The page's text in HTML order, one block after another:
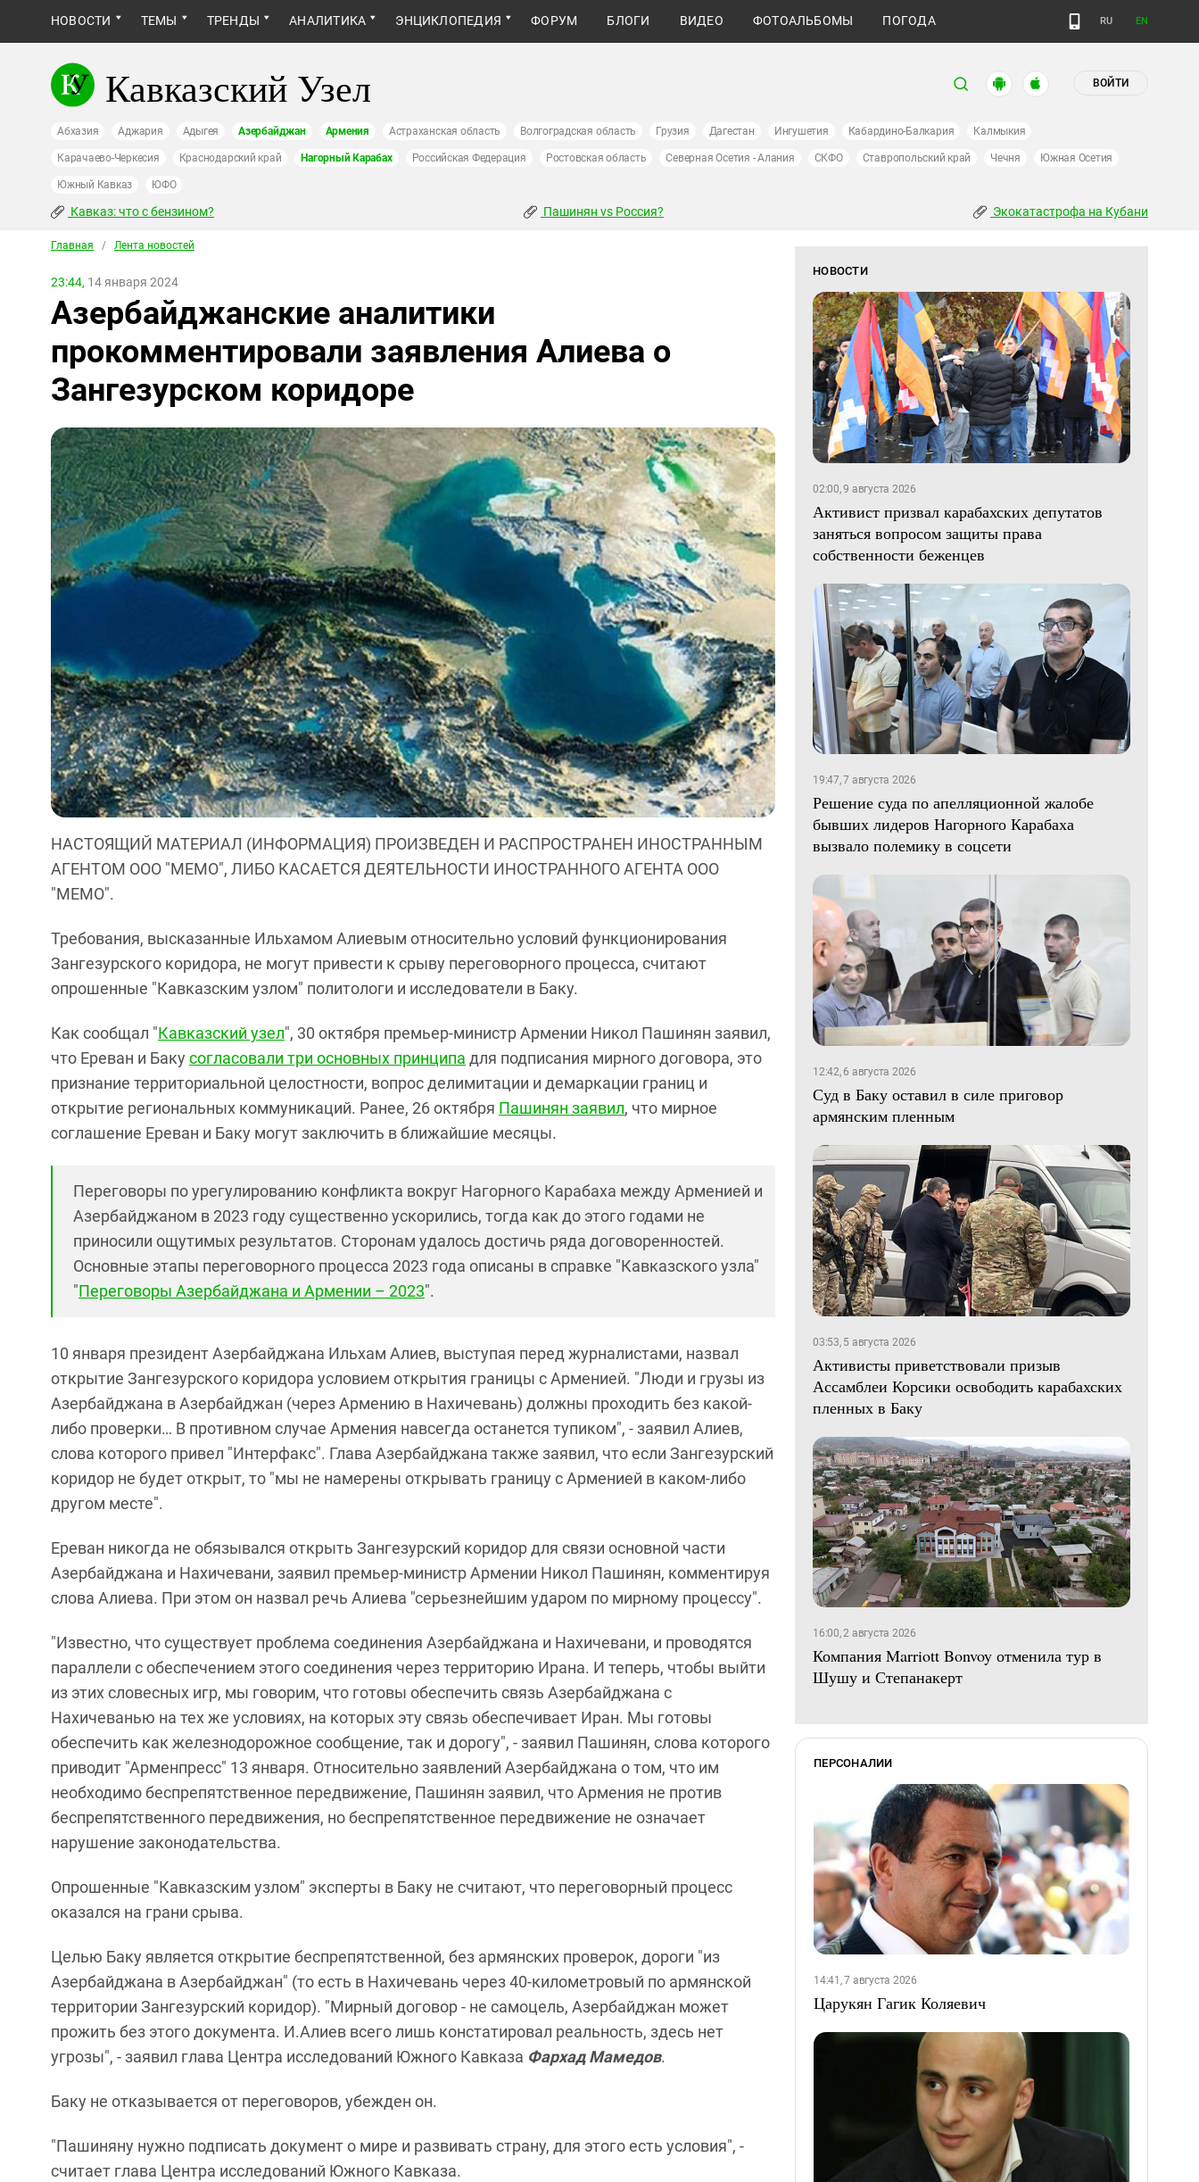
НОВОСТИ ТЕМЫ ТРЕНДЫ АНАЛИТИКА ЭНЦИКЛОПЕДИЯ ФОРУМ БЛОГИ ВИДЕО ФОТОАЛЬБОМЫ ПОГОДА RU EN
Кавказский Узел ВОЙТИ
Абхазия Аджария Адыгея Азербайджан Армения Астраханская область Волгоградская область Грузия Дагестан Ингушетия Кабардино-Балкария Калмыкия
Карачаево-Черкесия Краснодарский край Нагорный Карабах Российская Федерация Ростовская область Северная Осетия - Алания СКФО Ставропольский край Чечня Южная Осетия
Южный Кавказ ЮФО
Кавказ: что с бензином? Пашинян vs Россия? Экокатастрофа на Кубани
Главная / Лента новостей
23:44, 14 января 2024
Азербайджанские аналитики
прокомментировали заявления Алиева о
Зангезурском коридоре
НАСТОЯЩИЙ МАТЕРИАЛ (ИНФОРМАЦИЯ) ПРОИЗВЕДЕН И РАСПРОСТРАНЕН ИНОСТРАННЫМ
АГЕНТОМ ООО "МЕМО", ЛИБО КАСАЕТСЯ ДЕЯТЕЛЬНОСТИ ИНОСТРАННОГО АГЕНТА ООО
"МЕМО".
Требования, высказанные Ильхамом Алиевым относительно условий функционирования
Зангезурского коридора, не могут привести к срыву переговорного процесса, считают
опрошенные "Кавказским узлом" политологи и исследователи в Баку.
Как сообщал "Кавказский узел", 30 октября премьер-министр Армении Никол Пашинян заявил,
что Ереван и Баку согласовали три основных принципа для подписания мирного договора, это
признание территориальной целостности, вопрос делимитации и демаркации границ и
открытие региональных коммуникаций. Ранее, 26 октября Пашинян заявил, что мирное
соглашение Ереван и Баку могут заключить в ближайшие месяцы.
Переговоры по урегулированию конфликта вокруг Нагорного Карабаха между Арменией и
Азербайджаном в 2023 году существенно ускорились, тогда как до этого годами не
приносили ощутимых результатов. Сторонам удалось достичь ряда договоренностей.
Основные этапы переговорного процесса 2023 года описаны в справке "Кавказского узла"
"Переговоры Азербайджана и Армении – 2023".
10 января президент Азербайджана Ильхам Алиев, выступая перед журналистами, назвал
открытие Зангезурского коридора условием открытия границы с Арменией. "Люди и грузы из
Азербайджана в Азербайджан (через Армению в Нахичевань) должны проходить без какой-
либо проверки… В противном случае Армения навсегда останется тупиком", - заявил Алиев,
слова которого привел "Интерфакс". Глава Азербайджана также заявил, что если Зангезурский
коридор не будет открыт, то "мы не намерены открывать границу с Арменией в каком-либо
другом месте".
Ереван никогда не обязывался открыть Зангезурский коридор для связи основной части
Азербайджана и Нахичевани, заявил премьер-министр Армении Никол Пашинян, комментируя
слова Алиева. При этом он назвал речь Алиева "серьезнейшим ударом по мирному процессу".
"Известно, что существует проблема соединения Азербайджана и Нахичевани, и проводятся
параллели с обеспечением этого соединения через территорию Ирана. И теперь, чтобы выйти
из этих словесных игр, мы говорим, что готовы обеспечить связь Азербайджана с
Нахичеванью на тех же условиях, на которых эту связь обеспечивает Иран. Мы готовы
обеспечить как железнодорожное сообщение, так и дорогу", - заявил Пашинян, слова которого
приводит "Арменпресс" 13 января. Относительно заявлений Азербайджана о том, что им
необходимо беспрепятственное передвижение, Пашинян заявил, что Армения не против
беспрепятственного передвижения, но беспрепятственное передвижение не означает
нарушение законодательства.
Опрошенные "Кавказским узлом" эксперты в Баку не считают, что переговорный процесс
оказался на грани срыва.
Целью Баку является открытие беспрепятственной, без армянских проверок, дороги "из
Азербайджана в Азербайджан" (то есть в Нахичевань через 40-километровый по армянской
территории Зангезурский коридор). "Мирный договор - не самоцель, Азербайджан может
прожить без этого документа. И.Алиев всего лишь констатировал реальность, здесь нет
угрозы", - заявил глава Центра исследований Южного Кавказа Фархад Мамедов.
Баку не отказывается от переговоров, убежден он.
"Пашиняну нужно подписать документ о мире и развивать страну, для этого есть условия", -
считает глава Центра исследований Южного Кавказа.
НОВОСТИ
02:00, 9 августа 2026
Активист призвал карабахских депутатов
заняться вопросом защиты права
собственности беженцев
19:47, 7 августа 2026
Решение суда по апелляционной жалобе
бывших лидеров Нагорного Карабаха
вызвало полемику в соцсети
12:42, 6 августа 2026
Суд в Баку оставил в силе приговор
армянским пленным
03:53, 5 августа 2026
Активисты приветствовали призыв
Ассамблеи Корсики освободить карабахских
пленных в Баку
16:00, 2 августа 2026
Компания Marriott Bonvoy отменила тур в
Шушу и Степанакерт
ПЕРСОНАЛИИ
14:41, 7 августа 2026
Царукян Гагик Коляевич